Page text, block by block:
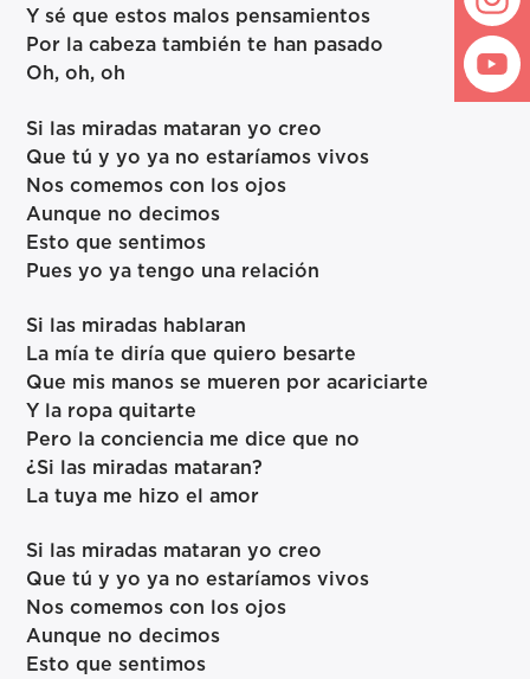
Y sé que estos malos pensamientos
Por la cabeza también te han pasado
Oh, oh, oh
Si las miradas mataran yo creo
Que tú y yo ya no estaríamos vivos
Nos comemos con los ojos
Aunque no decimos
Esto que sentimos
Pues yo ya tengo una relación
Si las miradas hablaran
La mía te diría que quiero besarte
Que mis manos se mueren por acariciarte
Y la ropa quitarte
Pero la conciencia me dice que no
¿Si las miradas mataran?
La tuya me hizo el amor
Si las miradas mataran yo creo
Que tú y yo ya no estaríamos vivos
Nos comemos con los ojos
Aunque no decimos
Esto que sentimos